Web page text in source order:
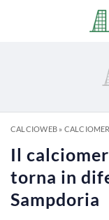
CALCIOWEB»
Il
torna in
Sampdoria